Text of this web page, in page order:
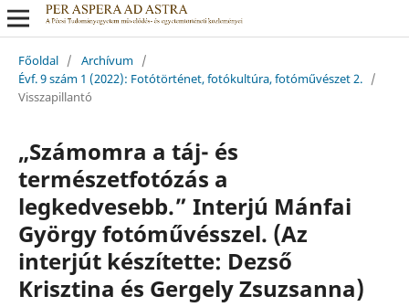
Főoldal / Archívum /
Évf. 9 szám 1 (2022): Fotótörténet, fotókultúra, fotóművészet 2. /
Visszapillantó
„Számomra a táj- és
természetfotózás a
legkedvesebb.” Interjú Mánfai
György fotóművésszel. (Az
interjút készítette: Dezső
Krisztina és Gergely Zsuzsanna)